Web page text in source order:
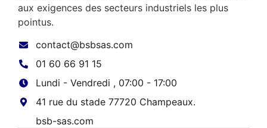
aux exigences des secteurs industriels les plus
pointus.
contact@bsbsas.com
01 60 66 91 15
Lundi - Vendredi , 07:00 - 17:00
41 rue du stade 77720 Champeaux.
bsb-sas.com